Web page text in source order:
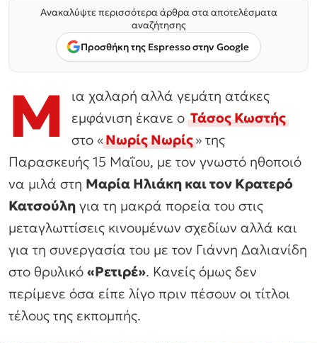
Ανακαλύψτε περισσότερα άρθρα στα αποτελέσματα
αναζήτησης
Προσθήκη της Espresso στην Google
Μ
ια χαλαρή αλλά γεμάτη ατάκες
εμφάνιση έκανε οΤάσος Κωστής
στο «Νωρίς Νωρίς» της
Παρασκευής 15 Μαΐου, με τον γνωστό ηθοποιό
να μιλά στη Μαρία Ηλιάκη και τον Κρατερό
Κατσούλη για τη μακρά πορεία του στις
μεταγλωττίσεις κινουμένων σχεδίων αλλά και
για τη συνεργασία του με τον Γιάννη Δαλιανίδη
στο θρυλικό «Ρετιρέ». Κανείς όμως δεν
περίμενε όσα είπε λίγο πριν πέσουν οι τίτλοι
τέλους της εκπομπής.